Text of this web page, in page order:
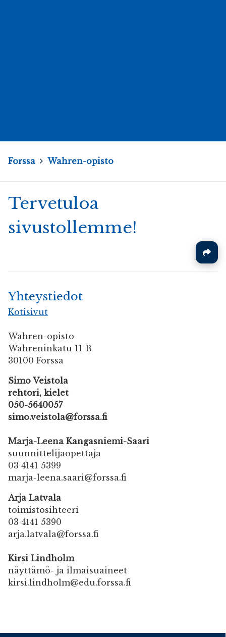
Forssa Wahren-opisto
Tervetuloa
sivustollemme!
Yhteystiedot
Kotisivut
Wahren-opisto
Wahreninkatu 11 B
30100 Forssa
Simo Veistola
rehtori, kielet
050-5640057
simo.veistola@forssa.fi
Marja-Leena Kangasniemi-Saari
suunnittelijaopettaja
03 4141 5399
marja-leena.saari@forssa.fi
Arja Latvala
toimistosihteeri
03 4141 5390
arja.latvala@forssa.fi
Kirsi Lindholm
näyttämö- ja ilmaisuaineet
kirsi.lindholm@edu.forssa.fi